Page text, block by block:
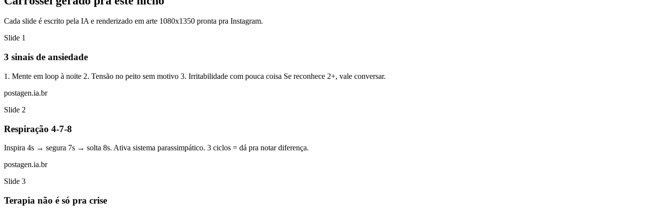
Cada slide é escrito pela IA e renderizado em arte 1080x1350 pronta pra Instagram.
Slide 1
3 sinais de ansiedade
1. Mente em loop à noite 2. Tensão no peito sem motivo 3. Irritabilidade com pouca coisa Se reconhece 2+, vale conversar.
postagen.ia.br
Slide 2
Respiração 4-7-8
Inspira 4s → segura 7s → solta 8s. Ativa sistema parassimpático. 3 ciclos = dá pra notar diferença.
postagen.ia.br
Slide 3
Terapia não é só pra crise